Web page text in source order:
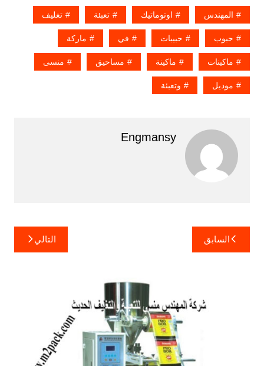
المهندس اوتوماتيك تعبئة تغليف
حبوب حبيبات في ماركة
ماكينات ماكينة مساحيق منسى
موديل وتعبئة
Engmansy
تصفّح
المقالات
السابق التالي